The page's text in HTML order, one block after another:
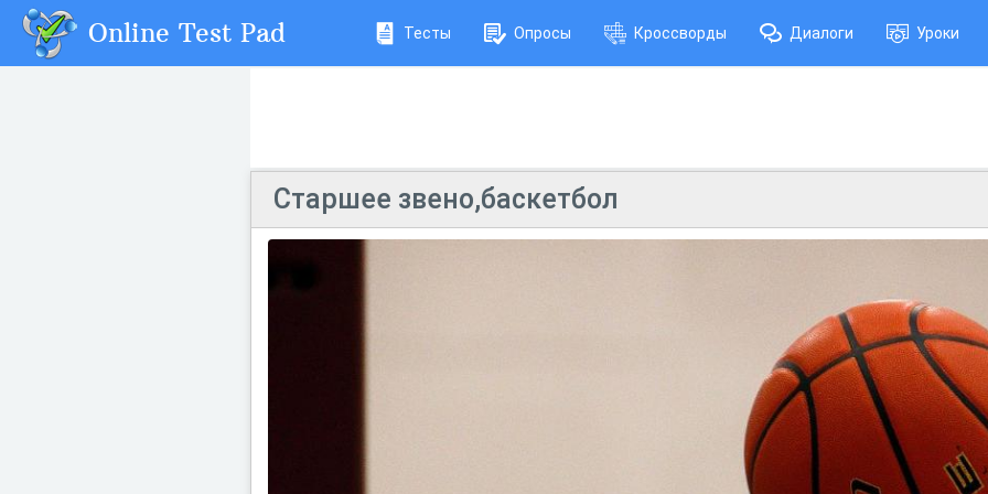
Online Test Pad Тесты Опросы Кроссворды Диалоги Уроки
Старшее звено,баскетбол